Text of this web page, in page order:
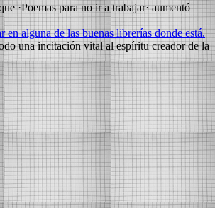
·Poemas para no ir a trabajar· aumentó
en alguna de las buenas librerías donde está.
una incitación vital al espíritu creador de la